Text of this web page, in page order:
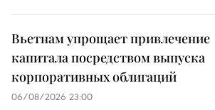
Вьетнам упрощает привлечение
капитала посредством выпуска
корпоративных облигаций
06/08/2026 23:00